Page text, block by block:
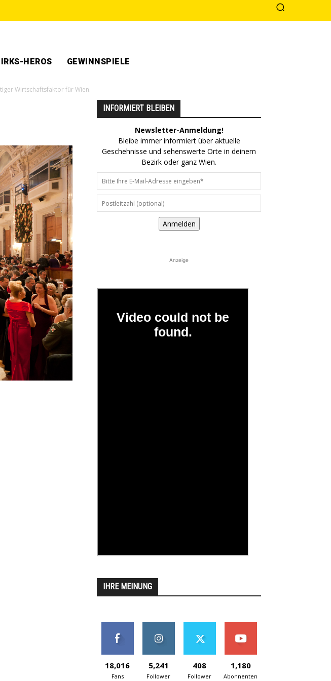
HEROS GEWINNSPIELE
Wirtschaftsfaktor für Wien.
INFORMIERT BLEIBEN
Newsletter-Anmeldung!
Bleibe immer informiert über aktuelle
Geschehnisse und sehenswerte Orte in deinem
Bezirk oder ganz Wien.
Anmelden
Anzeige
IHRE MEINUNG
18,016
Fans
5,241
Follower
408
Follower
1,180
Abonnenten